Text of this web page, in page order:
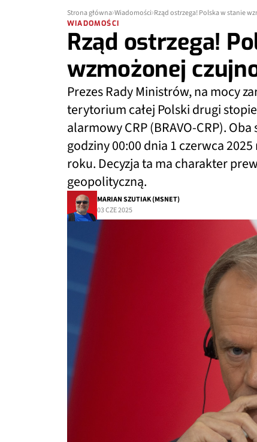
Strona główna Wiadomości Rząd ostrzega! Polska w stanie
WIADOMOŚCI
Rząd ostrzega!
wzmożonej
Prezes Rady Ministrów, na mocy
terytorium całej Polski drugi
alarmowy CRP (BRAVO-CRP).
godziny 00:00 dnia 1 czerwca
roku. Decyzja ta ma charakter
geopolityczną.
MARIAN SZUTIAK (MSNET)
03 CZE 2025